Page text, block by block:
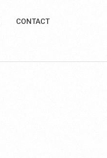
CONTACT